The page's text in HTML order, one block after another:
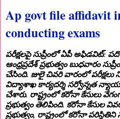
Ap govt file affidavit
conducting exams
పరీక్షలపై సుప్రీంలో ఏపీ అఫిడవిట్:
ఆంధ్రప్రదేశ్‌ ప్రభుత్వం బుధవారం
చేసింది. జులై చివరి వారంలో పరీక్షలు
విద్యాశాఖ కార్యదర్శి సర్వోన్నత
చేశారు. రాష్ట్రంలో కరోనా కేసులు
ప్రభుత్వం తెలిపింది. కరోనా కేసుల
ప్రభుత్వం, రాష్ట్రంలో కరోనా